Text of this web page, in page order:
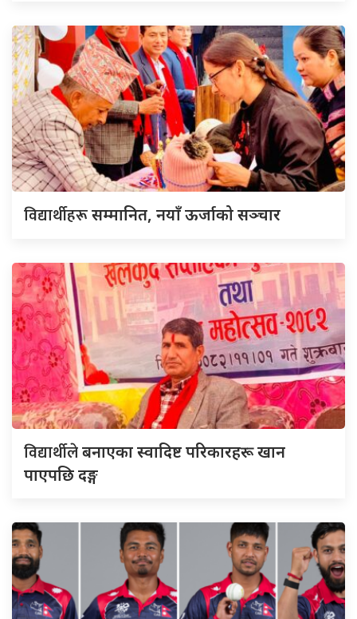
विद्यार्थीहरूसम्मानित, नयाँ ऊर्जाको सञ्चार
विद्यार्थीलेबनाएका स्वादिष्ट परिकारहरू खान
पाएपछि दङ्ग